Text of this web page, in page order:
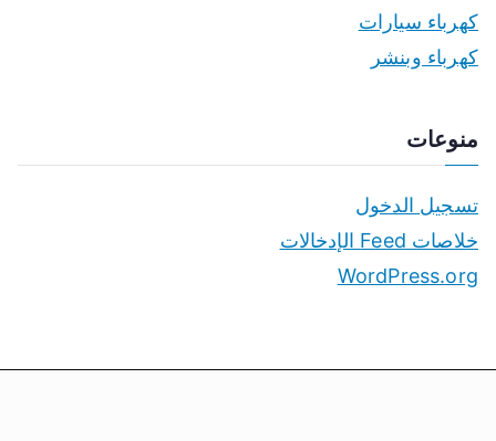
كهرباء سيارات
كهرباء وبنشر
منوعات
تسجيل الدخول
خلاصات Feed الإدخالات
WordPress.org